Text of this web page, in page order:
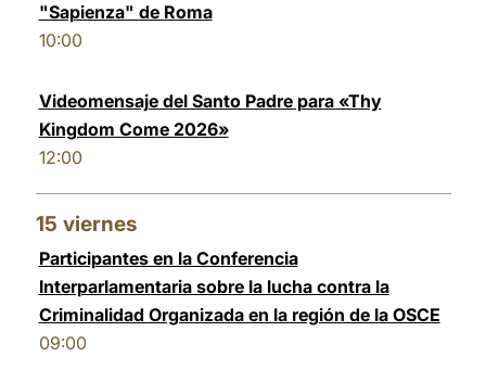
"Sapienza" de Roma
10:00
Videomensaje del Santo Padre para «Thy
Kingdom Come 2026»
12:00
15 viernes
Participantes en la Conferencia
Interparlamentaria sobre la lucha contra la
Criminalidad Organizada en la región de la OSCE
09:00